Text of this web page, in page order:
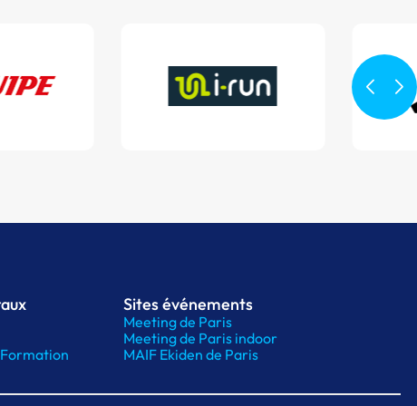
Sites événements
Meeting de Paris
Meeting de Paris indoor
MAIF Ekiden de Paris